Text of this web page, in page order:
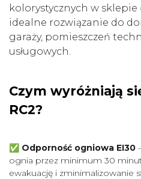
kolorystycznych w sklepie
idealne rozwiązanie do
garaży, pomieszczeń
usługowych.
Czym wyróżniają
RC2?
✅ Odporność ogniowa EI30
ognia przez minimum 30
ewakuację i zminimalizowanie